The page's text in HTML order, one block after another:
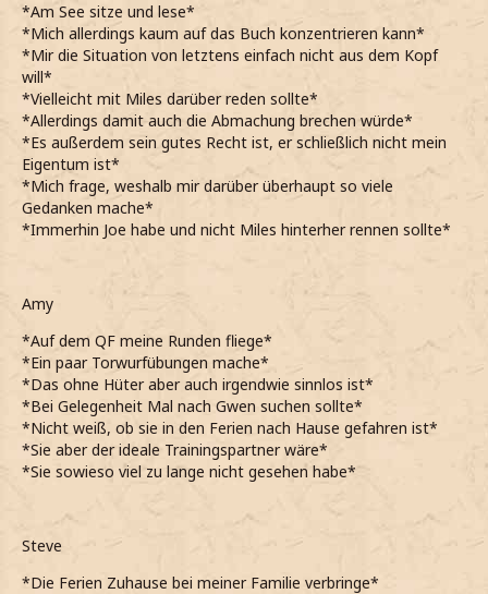
*Am See sitze und lese*
*Mich allerdings kaum auf das Buch konzentrieren kann*
*Mir die Situation von letztens einfach nicht aus dem Kopf
will*
*Vielleicht mit Miles darüber reden sollte*
*Allerdings damit auch die Abmachung brechen würde*
*Es außerdem sein gutes Recht ist, er schließlich nicht mein
Eigentum ist*
*Mich frage, weshalb mir darüber überhaupt so viele
Gedanken mache*
*Immerhin Joe habe und nicht Miles hinterher rennen sollte*
Amy
*Auf dem QF meine Runden fliege*
*Ein paar Torwurfübungen mache*
*Das ohne Hüter aber auch irgendwie sinnlos ist*
*Bei Gelegenheit Mal nach Gwen suchen sollte*
*Nicht weiß, ob sie in den Ferien nach Hause gefahren ist*
*Sie aber der ideale Trainingspartner wäre*
*Sie sowieso viel zu lange nicht gesehen habe*
Steve
*Die Ferien Zuhause bei meiner Familie verbringe*